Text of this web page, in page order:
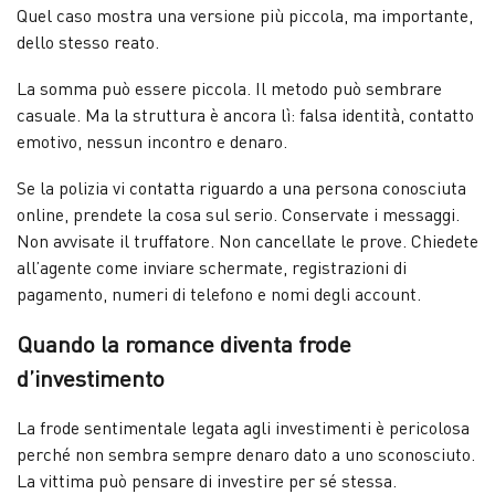
Quel caso mostra una versione più piccola, ma importante,
dello stesso reato.
La somma può essere piccola. Il metodo può sembrare
casuale. Ma la struttura è ancora lì: falsa identità, contatto
emotivo, nessun incontro e denaro.
Se la polizia vi contatta riguardo a una persona conosciuta
online, prendete la cosa sul serio. Conservate i messaggi.
Non avvisate il truffatore. Non cancellate le prove. Chiedete
all’agente come inviare schermate, registrazioni di
pagamento, numeri di telefono e nomi degli account.
Quando la romance diventa frode
d’investimento
La frode sentimentale legata agli investimenti è pericolosa
perché non sembra sempre denaro dato a uno sconosciuto.
La vittima può pensare di investire per sé stessa.